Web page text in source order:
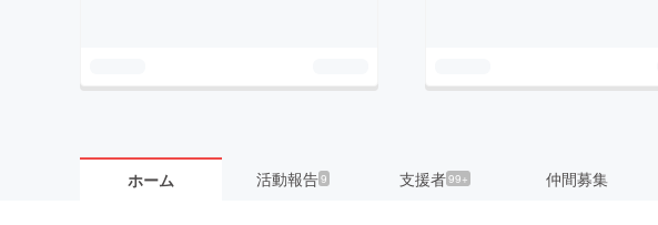
ホーム 活動報告9 支援者99+ 仲間募集